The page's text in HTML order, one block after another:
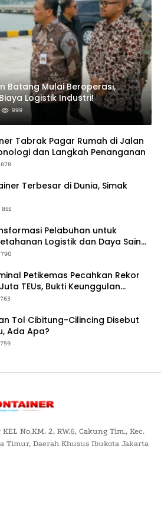
Batang Mulai Beroperasi,
Logistik Industri!
999
Tabrak Pagar Rumah di Jalan
dan Langkah Penanganan
878
Terbesar di Dunia, Simak
811
Pelabuhan untuk
Logistik dan Daya Saing
790
Petikemas Pecahkan Rekor
TEUs, Bukti Keunggulan
763
Tol Cibitung-Cilincing Disebut
Ada Apa?
759
No.KM. 2, RW.6, Cakung Tim., Kec.
Timur, Daerah Khusus Ibukota Jakarta